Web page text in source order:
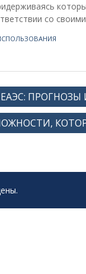
со
ЕАЭС: ПРОГНОЗЫ